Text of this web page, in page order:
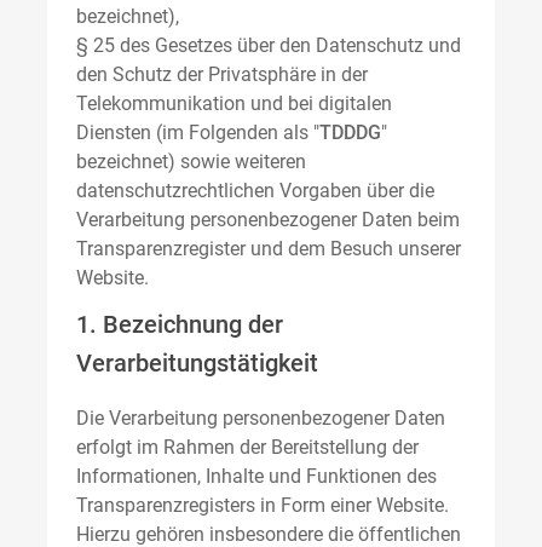
bezeichnet),
§ 25 des Gesetzes über den Datenschutz und
den Schutz der Privatsphäre in der
Telekommunikation und bei digitalen
Diensten (im Folgenden als "TDDDG"
bezeichnet) sowie weiteren
datenschutzrechtlichen Vorgaben über die
Verarbeitung personenbezogener Daten beim
Transparenzregister und dem Besuch unserer
Website.
1. Bezeichnung der
Verarbeitungstätigkeit
Die Verarbeitung personenbezogener Daten
erfolgt im Rahmen der Bereitstellung der
Informationen, Inhalte und Funktionen des
Transparenzregisters in Form einer Website.
Hierzu gehören insbesondere die öffentlichen